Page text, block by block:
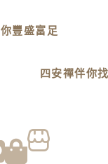
豐盛富足
四安禪伴你